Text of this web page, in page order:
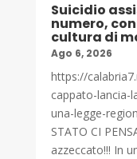
Suicidio
numero,
cultura di
Ago 6, 2026
https://
cappato-lancia-
una-legge-
STATO CI
azzeccato!!! In